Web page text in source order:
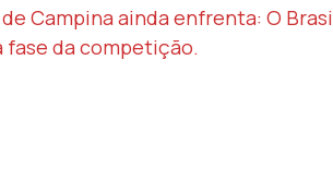
Campina ainda enfrenta: O
fase da competição.